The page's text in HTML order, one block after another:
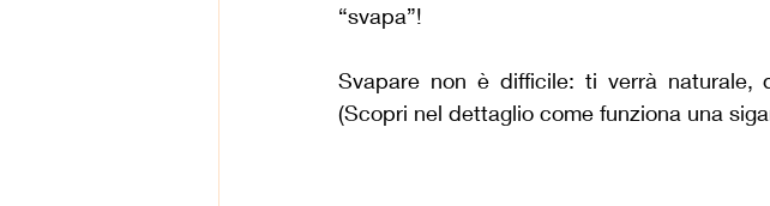
“svapa”!
Svapare non è difficile: ti verrà naturale,
(Scopri nel dettaglio come funziona una